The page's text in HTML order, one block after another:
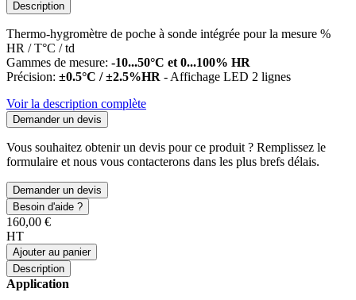
Description
Thermo-hygromètre de poche à sonde intégrée pour la mesure %
HR / T°C / td
Gammes de mesure: -10...50°C et 0...100% HR
Précision: ±0.5°C / ±2.5%HR - Affichage LED 2 lignes
Voir la description complète
Demander un devis
Vous souhaitez obtenir un devis pour ce produit ? Remplissez le
formulaire et nous vous contacterons dans les plus brefs délais.
Demander un devis
Besoin d'aide ?
160,00 €
HT
Ajouter au panier
Description
Application